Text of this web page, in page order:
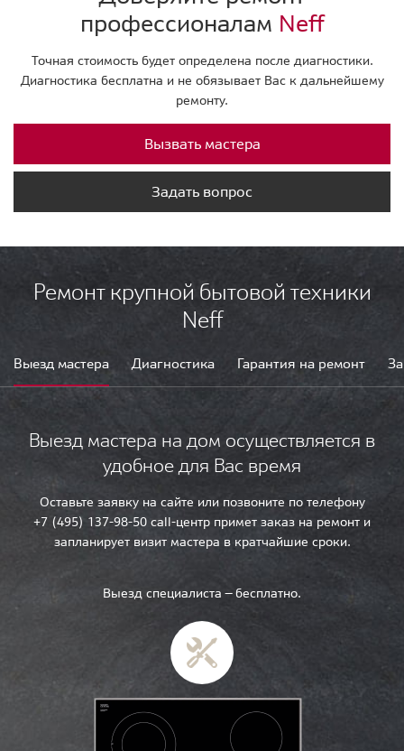
профессионалам Neff
Точная стоимость будет определена после диагностики.
Диагностика бесплатна и не обязывает Вас к дальнейшему
ремонту.
Вызвать мастера
Задать вопрос
Ремонт крупной бытовой техники
Neff
Выезд мастера Диагностика Гарантия на ремонт
Выезд мастера на дом осуществляется в
удобное для Вас время
Оставьте заявку на сайте или позвоните по телефону
+7 (495) 137-98-50 call-центр примет заказ на ремонт и
запланирует визит мастера в кратчайшие сроки.
Выезд специалиста — бесплатно.